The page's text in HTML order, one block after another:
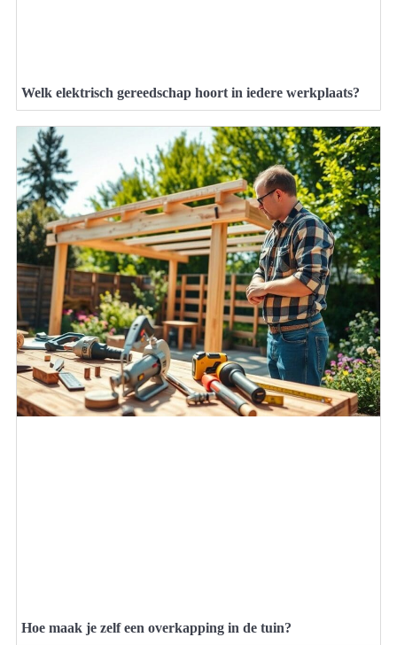
Welk elektrisch gereedschap hoort in iedere werkplaats?
Hoe maak je zelf een overkapping in de tuin?